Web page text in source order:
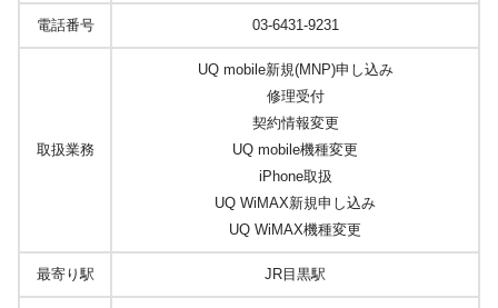
電話番号 03-6431-9231
取扱業務
UQ mobile新規(MNP)申し込み
修理受付
契約情報変更
UQ mobile機種変更
iPhone取扱
UQ WiMAX新規申し込み
UQ WiMAX機種変更
最寄り駅 JR目黒駅